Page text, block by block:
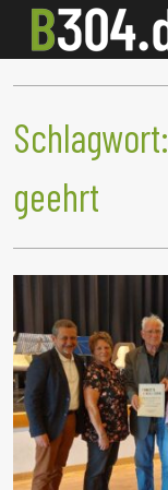
Schlagwort:
geehrt